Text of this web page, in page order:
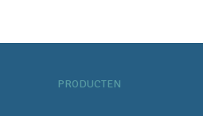
PRODUCTEN